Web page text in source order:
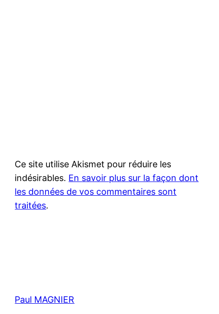
Ce site utilise Akismet pour réduire les
indésirables. En savoir plus sur la façon dont
les données de vos commentaires sont
traitées.
Paul MAGNIER